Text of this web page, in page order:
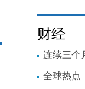
财经
连续三个月创
全球热点！吉比